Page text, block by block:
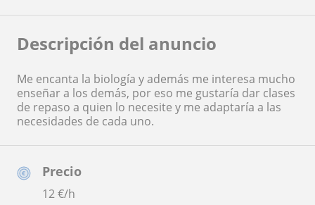
Precio
12€/h
Descripción del anuncio
Me encanta la biología y además me interesa mucho
enseñar a los demás, por eso me gustaría dar clases
de repaso a quien lo necesite y me adaptaría a las
necesidades de cada uno.